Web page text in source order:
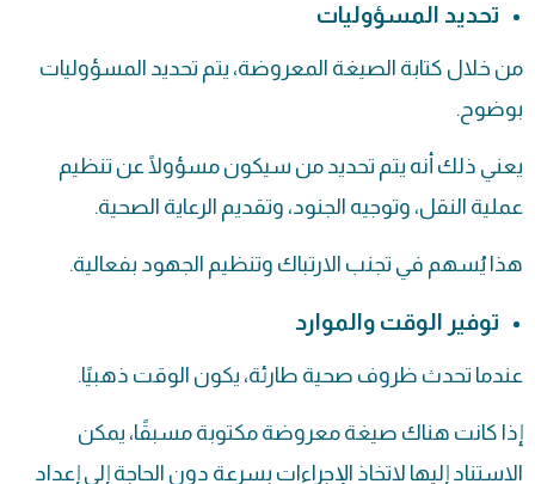
تحديد المسؤوليات
من خلال كتابة الصيغة المعروضة، يتم تحديد المسؤوليات
بوضوح.
يعني ذلك أنه يتم تحديد من سيكون مسؤولًا عن تنظيم
عملية النقل، وتوجيه الجنود، وتقديم الرعاية الصحية.
هذا يُسهم في تجنب الارتباك وتنظيم الجهود بفعالية.
توفير الوقت والموارد
عندما تحدث ظروف صحية طارئة، يكون الوقت ذهبيًا.
إذا كانت هناك صيغة معروضة مكتوبة مسبقًا، يمكن
الاستناد إليها لاتخاذ الإجراءات بسرعة دون الحاجة إلى إعداد